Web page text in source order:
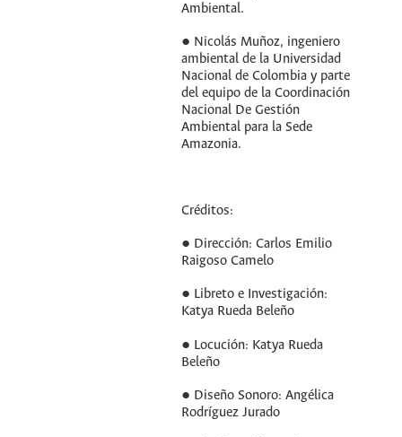
Ambiental.
● Nicolás Muñoz, ingeniero
ambiental de la Universidad
Nacional de Colombia y parte
del equipo de la Coordinación
Nacional De Gestión
Ambiental para la Sede
Amazonia.
Créditos:
● Dirección: Carlos Emilio
Raigoso Camelo
● Libreto e Investigación:
Katya Rueda Beleño
● Locución: Katya Rueda
Beleño
● Diseño Sonoro: Angélica
Rodríguez Jurado